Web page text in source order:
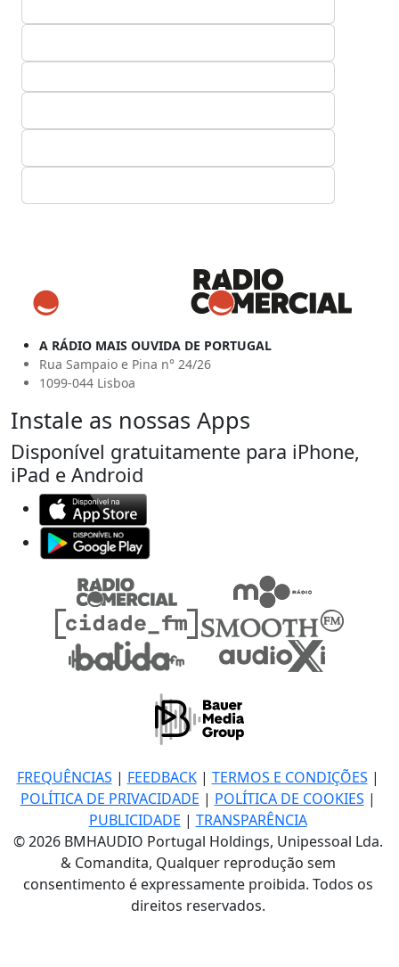
A RÁDIO MAIS OUVIDA DE PORTUGAL
Rua Sampaio e Pina n° 24/26
1099-044 Lisboa
Instale as nossas Apps
Disponível gratuitamente para iPhone,
iPad e Android
FREQUÊNCIAS | FEEDBACK| TERMOS E CONDIÇÕES |
POLÍTICA DE PRIVACIDADE | POLÍTICA DE COOKIES |
PUBLICIDADE | TRANSPARÊNCIA
© 2026 BMHAUDIO Portugal Holdings, Unipessoal Lda.
& Comandita, Qualquer reprodução sem
consentimento é expressamente proibida. Todos os
direitos reservados.